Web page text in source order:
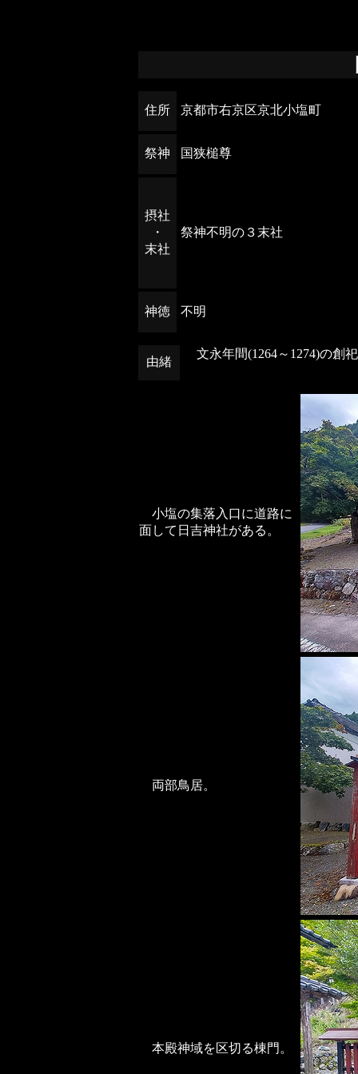
住所 京都市右京区京北小塩町
祭神 国狭槌尊
摂社
・
末社
祭神不明の３末社
神徳 不明
由緒
文永年間(1264～1274)の創
小塩の集落入口に道路に
面して日吉神社がある。
両部鳥居。
本殿神域を区切る棟門。